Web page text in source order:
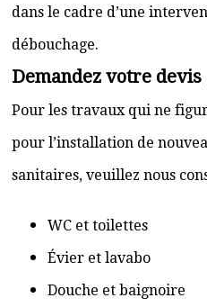
dans le cadre d’une
débouchage.
Demandez votre
Pour les travaux qui ne
pour l’installation de
sanitaires, veuillez nous
WC et toilettes
Évier et lavabo
Douche et baignoire